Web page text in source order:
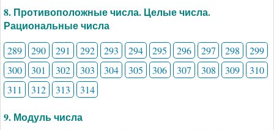
8. Противоположные числа. Целые числа.
Рациональные числа
289 290 291 292 293 294 295 296 297 298
299
300
301 302 303 304 305 306 307 308 309
310
311
312 313 314
9. Модуль числа